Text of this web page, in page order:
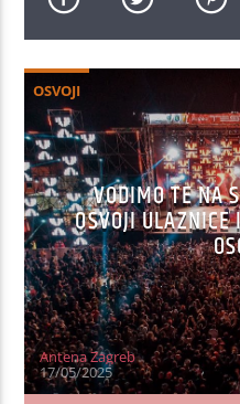
OSVOJI
VODIMO TE NA
OSVOJI
Antena Zagreb
17/05/2025